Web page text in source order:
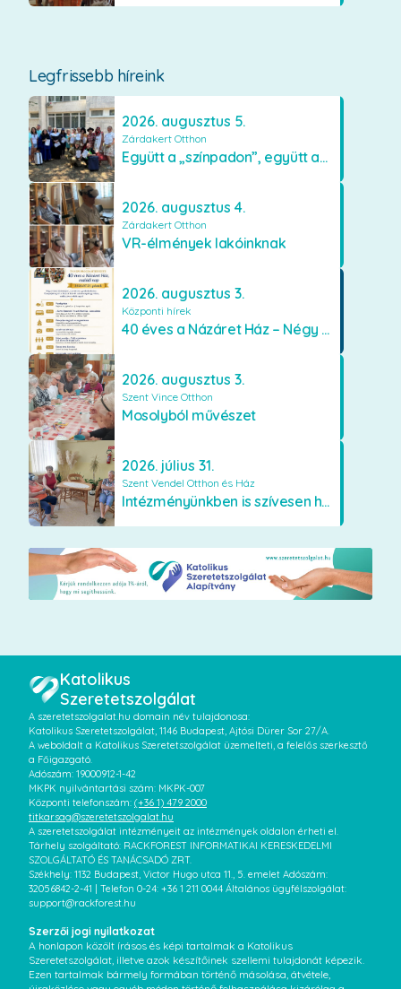
Legfrissebb híreink
2026. augusztus 5.
Zárdakert Otthon
Együtt a „színpadon”, együtt az élményekért 🎭✨
2026. augusztus 4.
Zárdakert Otthon
VR-élmények lakóinknak
2026. augusztus 3.
Központi hírek
40 éves a Názáret Ház – Négy évtized szeretetben és gondoskodásban
2026. augusztus 3.
Szent Vince Otthon
Mosolyból művészet
2026. július 31.
Szent Vendel Otthon és Ház
Intézményünkben is szívesen használják a VR szemüveget
Katolikus
Szeretetszolgálat
A szeretetszolgalat.hu domain név tulajdonosa:
Katolikus Szeretetszolgálat, 1146 Budapest, Ajtósi Dürer Sor 27/A.
A weboldalt a Katolikus Szeretetszolgálat üzemelteti, a felelős szerkesztő
a Főigazgató.
Adószám: 19000912-1-42
MKPK nyilvántartási szám: MKPK-007
Központi telefonszám: (+36 1) 479 2000
titkarsag@szeretetszolgalat.hu
A szeretetszolgálat intézményeit az intézmények oldalon érheti el.
Tárhely szolgáltató: RACKFOREST INFORMATIKAI KERESKEDELMI
SZOLGÁLTATÓ ÉS TANÁCSADÓ ZRT.
Székhely: 1132 Budapest, Victor Hugo utca 11., 5. emelet Adószám:
32056842-2-41 | Telefon 0-24: +36 1 211 0044 Általános ügyfélszolgálat:
support@rackforest.hu
Szerzői jogi nyilatkozat
A honlapon közölt írásos és képi tartalmak a Katolikus
Szeretetszolgálat, illetve azok készítőinek szellemi tulajdonát képezik.
Ezen tartalmak bármely formában történő másolása, átvétele,